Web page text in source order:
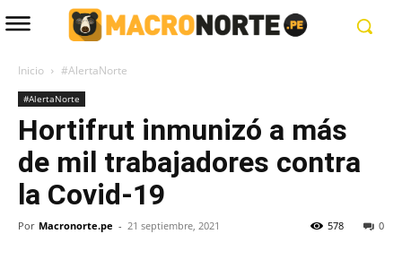
Inicio #AlertaNorte
#AlertaNorte
Hortifrut inmunizó a más
de mil trabajadores contra
la Covid-19
Por Macronorte.pe - 21 septiembre, 2021 0
578